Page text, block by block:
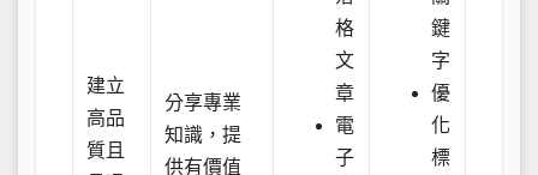
建立
高品
質且
分享專業
知識，提
供有價值
格
文
章
電
子
鍵
字
優
化
標